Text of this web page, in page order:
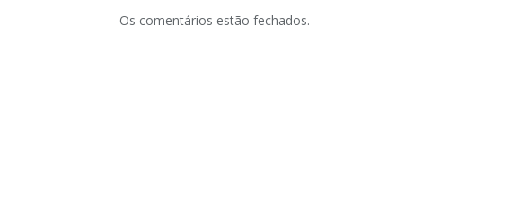
Os comentários estão fechados.